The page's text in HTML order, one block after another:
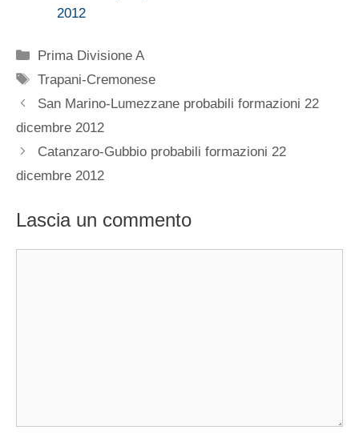
2012
Categorie
Prima Divisione A
Tag
Trapani-Cremonese
San Marino-Lumezzane probabili formazioni 22
dicembre 2012
Catanzaro-Gubbio probabili formazioni 22
dicembre 2012
Lascia un commento